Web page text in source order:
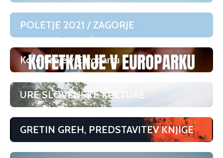
POLETJE 2021 / ZAGORJE
Kofetkanje v Europarku
URE SLOVENSKE KULTURE
GRETIN GREH, PREDSTAVITEV KNJIGE